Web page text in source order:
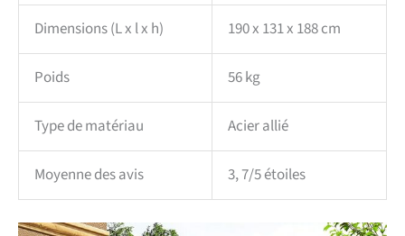
Dimensions (L x l x h) 190 x 131 x 188 cm
Poids 56 kg
Type de matériau Acier allié
Moyenne des avis 3, 7/5 étoiles